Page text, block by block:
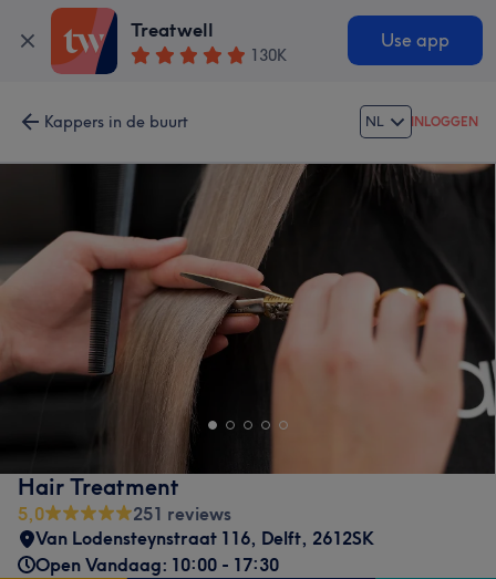
Treatwell
130K
Use app
Kappers in de buurt NL INLOGGEN
Hair Treatment
5,0
251 reviews
Van Lodensteynstraat 116, Delft, 2612SK
Open Vandaag: 10:00 - 17:30